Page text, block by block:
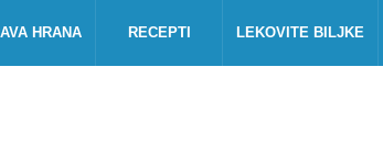
HRANA RECEPTI LEKOVITE BILJKE